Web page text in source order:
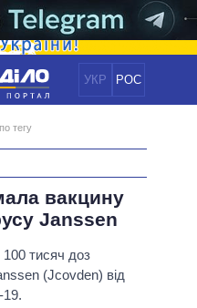
УКР РОС
ЕКОНОМІКА
СУСПІЛЬСТВО
СВІТ
по тегу
вакцину
Janssen
тисяч доз
(Jcovden) від
19.